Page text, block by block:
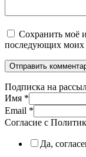
Сохранить моё
последующих моих
Подписка на
Имя *
Email *
Согласие с
Да,